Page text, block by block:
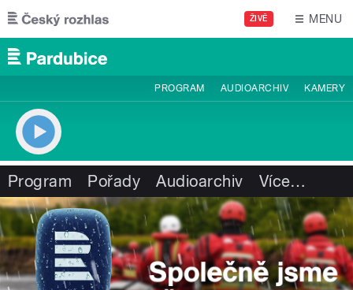
Přejít k hlavnímu obsahu
ŽIVĚ MENU
PROGRAM AUDIOARCHIV KAMERY
Program Pořady Audioarchiv Více…